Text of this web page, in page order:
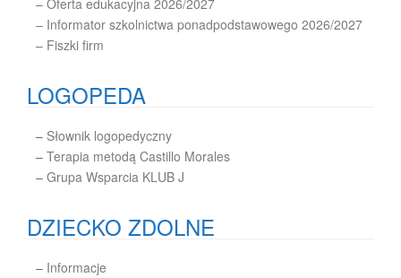
– Oferta edukacyjna 2026/2027
– Informator szkolnictwa ponadpodstawowego 2026/2027
– Fiszki firm
LOGOPEDA
– Słownik logopedyczny
– Terapia metodą Castillo Morales
– Grupa Wsparcia KLUB J
DZIECKO ZDOLNE
– Informacje